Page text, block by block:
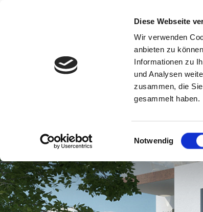
Diese Webseite
Wir verwenden
anbieten zu
Informationen zu
und Analysen
zusammen, die
gesammelt haben.
Notwendig
UNTERNEHMEN